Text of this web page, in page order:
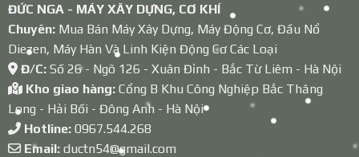
ĐỨC NGA - MÁY XÂY DỰNG, CƠ KHÍ
Chuyên:Mua Bán Máy Xây Dựng, Máy Động Cơ, Đầu Nổ
Diezen, Máy Hàn Và Linh Kiện Động Cơ Các Loại
Đ/C: Số 26 - Ngõ 126 - Xuân Đỉnh - Bắc Từ Liêm - Hà Nội
Kho giao hàng: Cổng B Khu Công Nghiệp Bắc Thăng
Long - Hải Bối - Đông Anh - Hà Nội
Hotline: 0967.544.268
Email: ductn54@gmail.com